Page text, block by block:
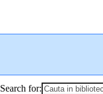
Search for: